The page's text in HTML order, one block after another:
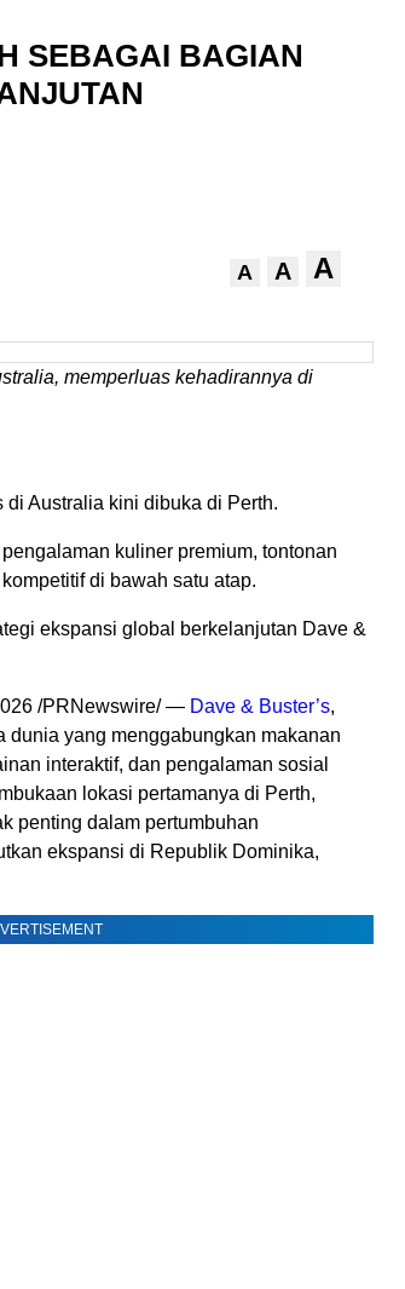
SEBAGAI BAGIAN
A A A
memperluas kehadirannya di
di Australia kini dibuka di Perth.
kuliner premium, tontonan
di bawah satu atap.
ekspansi global berkelanjutan Dave &
/PRNewswire/ — Dave & Buster’s,
dunia yang menggabungkan makanan
interaktif, dan pengalaman sosial
lokasi pertamanya di Perth,
penting dalam pertumbuhan
ekspansi di Republik Dominika,